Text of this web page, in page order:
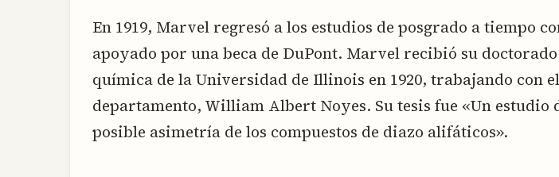
En 1919, Marvel regresó a los estudios de posgrado a tiempo
apoyado por una beca de DuPont. Marvel recibió su
química de la Universidad de Illinois en 1920, trabajando con
departamento, William Albert Noyes. Su tesis fue «Un estudio
posible asimetría de los compuestos de diazo alifáticos».